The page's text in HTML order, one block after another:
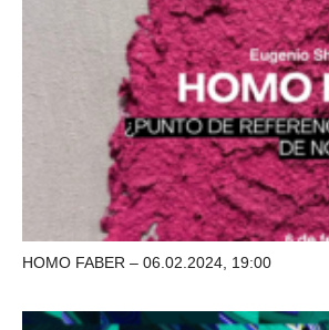
HOMO FABER – 06.02.2024, 19:00